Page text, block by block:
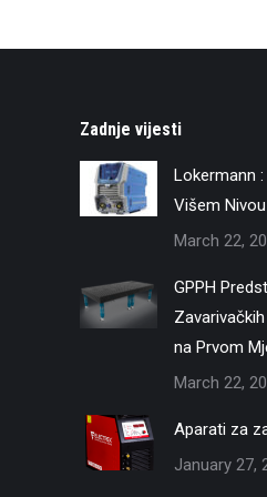
Zadnje vijesti
Lokermann
Višem Nivou
March 22,
GPPH
na Prvom
March 22,
Aparati za
January 27,